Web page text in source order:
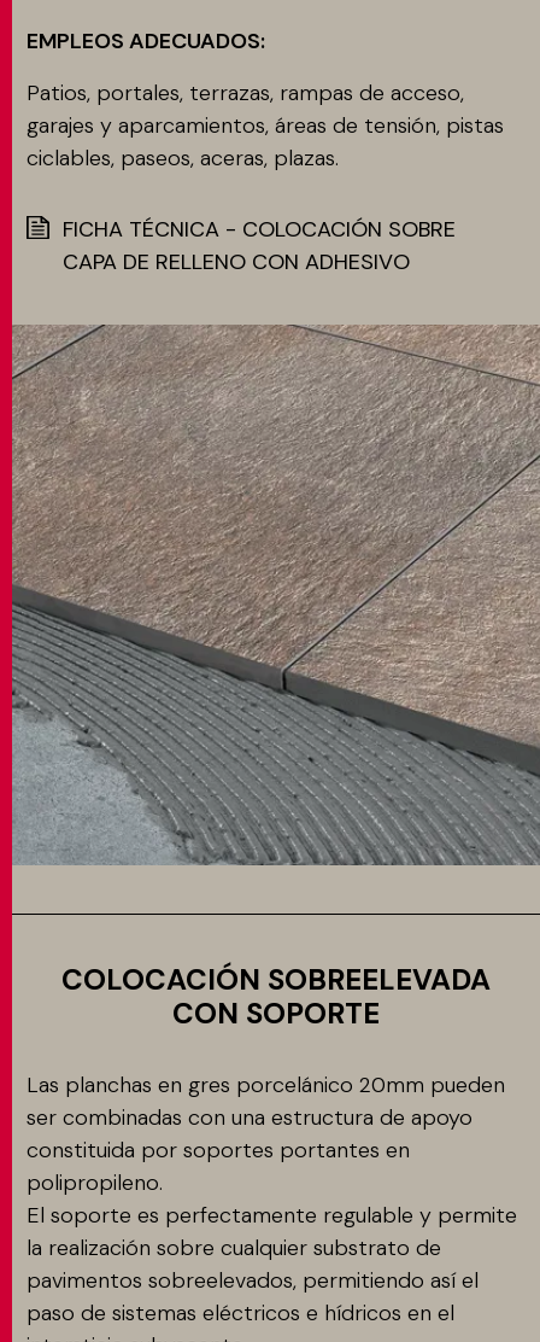
EMPLEOS ADECUADOS:
Patios, portales, terrazas, rampas de acceso,
garajes y aparcamientos, áreas de tensión, pistas
ciclables, paseos, aceras, plazas.
FICHA TÉCNICA - COLOCACIÓN SOBRE
CAPA DE RELLENO CON ADHESIVO
COLOCACIÓN SOBREELEVADA
CON SOPORTE
Las planchas en gres porcelánico 20mm pueden
ser combinadas con una estructura de apoyo
constituida por soportes portantes en
polipropileno.
El soporte es perfectamente regulable y permite
la realización sobre cualquier substrato de
pavimentos sobreelevados, permitiendo así el
paso de sistemas eléctricos e hídricos en el